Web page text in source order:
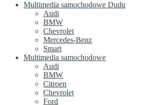
Multimedia samochodowe Dudu
Audi
BMW
Chevrolet
Mercedes-Benz
Smart
Multimedia samochodowe
Audi
BMW
Citroen
Chevrolet
Ford